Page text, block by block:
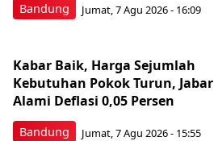
Bandung Jumat, 7 Agu 2026 - 16:09
Bandung
Kabar Baik, Harga Sejumlah
Kebutuhan Pokok Turun, Jabar
Alami Deflasi 0,05 Persen
Jumat, 7 Agu 2026 - 15:55